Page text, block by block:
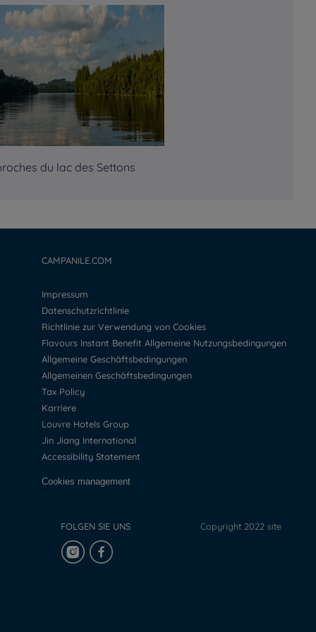
du lac des Settons
CAMPANILE.COM
Impressum
Datenschutzrichtlinie
Richtlinie zur Verwendung von Cookies
Flavours Instant Benefit Allgemeine Nutzungsbedingungen
Allgemeine Geschäftsbedingungen
Allgemeinen Geschäftsbedingungen
Tax Policy
Karriere
Louvre Hotels Group
Jin Jiang International
Accessibility Statement
Cookies management
FOLGEN SIE UNS Copyright 2022 site